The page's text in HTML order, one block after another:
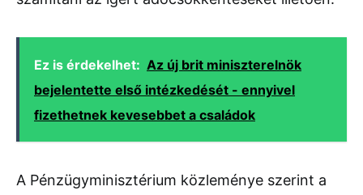
Ez is érdekelhet: Az új brit miniszterelnök
bejelentette első intézkedését - ennyivel
fizethetnek kevesebbet a családok
A Pénzügyminisztérium közleménye szerint a